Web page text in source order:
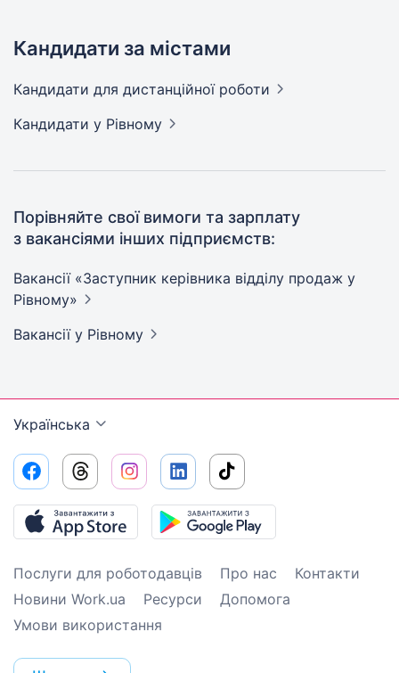
Кандидати за містами
Кандидати для дистанційної роботи
Кандидати у Рівному
Порівняйте свої вимоги та зарплату
з вакансіями інших підприємств:
Вакансії «Заступник керівника відділу продаж у
Рівному»
Вакансії у Рівному
Українська
Послуги для роботодавців Про нас
Контакти
Новини Work.ua
Ресурси
Допомога
Умови використання